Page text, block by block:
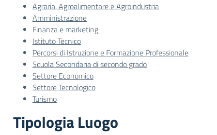
Agraria, Agroalimentare e Agroindustria
Amministrazione
Finanza e marketing
Istituto Tecnico
Percorsi di Istruzione e Formazione Professionale
Scuola Secondaria di secondo grado
Settore Economico
Settore Tecnologico
Turismo
Tipologia Luogo